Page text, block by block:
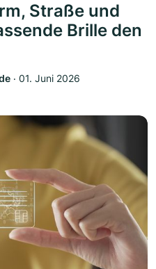
Straße und
Brille den
‧ 01. Juni 2026